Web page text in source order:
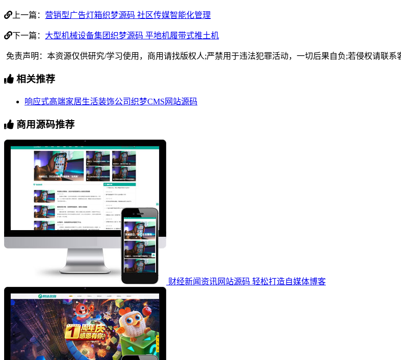
上一篇： 营销型广告灯箱织梦源码 社区传媒智能化管理
下一篇： 大型机械设备集团织梦源码 平地机履带式推土机
免责声明：本资源仅供研究/学习使用，商用请找版权人;严禁用于违法犯罪活动，一切后果自负;若侵权请联系
相关推荐
响应式高端家居生活装饰公司织梦CMS网站源码
商用源码推荐
财经新闻资讯网站源码 轻松打造自媒体博客